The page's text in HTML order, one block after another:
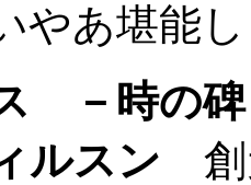
やあ堪能
ス －時の
ルスン 創